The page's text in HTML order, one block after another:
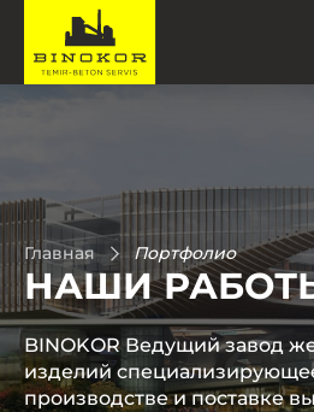
Главная Портфолио
НАШИ
BINOKOR Ведущий завод
изделий
производстве и поставке